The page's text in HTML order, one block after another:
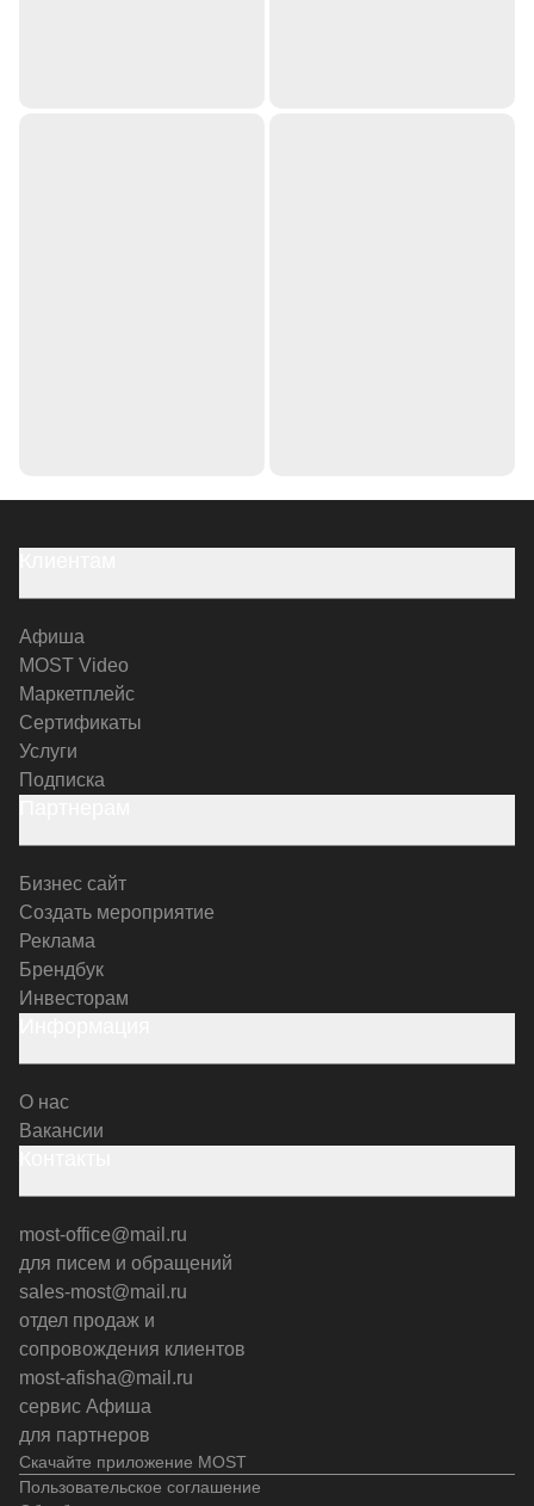
Скачайте приложение MOST
Афиша
MOST Video
Маркетплейс
Сертификаты
Услуги
Подписка
Бизнес сайт
Создать мероприятие
Реклама
Брендбук
Инвесторам
О нас
Вакансии
most-office@mail.ru
для писем и обращений
sales-most@mail.ru
отдел продаж и
сопровождения клиентов
most-afisha@mail.ru
сервис Афиша
для партнеров
Пользовательское соглашение